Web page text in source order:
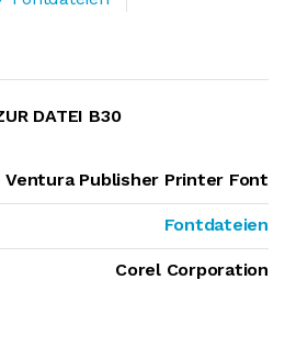
DATEI B30
Ventura Publisher Printer Font
Fontdateien
Corel Corporation